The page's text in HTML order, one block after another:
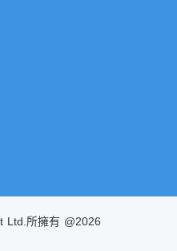
Ltd.所擁有 @2026